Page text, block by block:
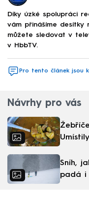
Díky úzké spolupráci
vám přinášíme
můžete sledovat v
v HbbTV.
Pro tento článek jsou
Návrhy pro vás
Sníh,
padá i